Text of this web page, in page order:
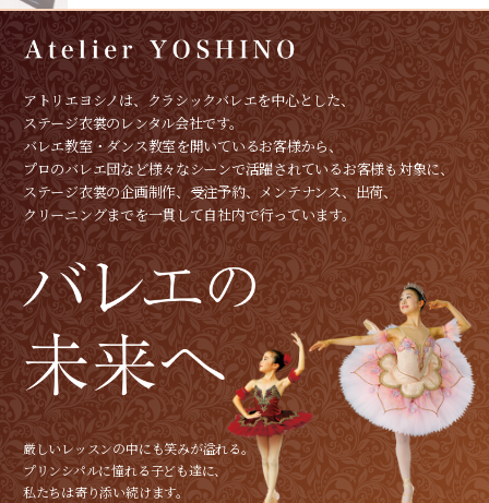
アトリエヨシノは、クラシックバレエを中心とした、
ステージ衣裳のレンタル会社です。
バレエ教室・ダンス教室を開いているお客様から、
プロのバレエ団など様々なシーンで活躍されているお客様も対象に、
ステージ衣裳の企画制作、受注予約、メンテナンス、出荷、
クリーニングまでを一貫して自社内で行っています。
厳しいレッスンの中にも笑みが溢れる。
プリンシパルに憧れる子ども達に、
私たちは寄り添い続けます。